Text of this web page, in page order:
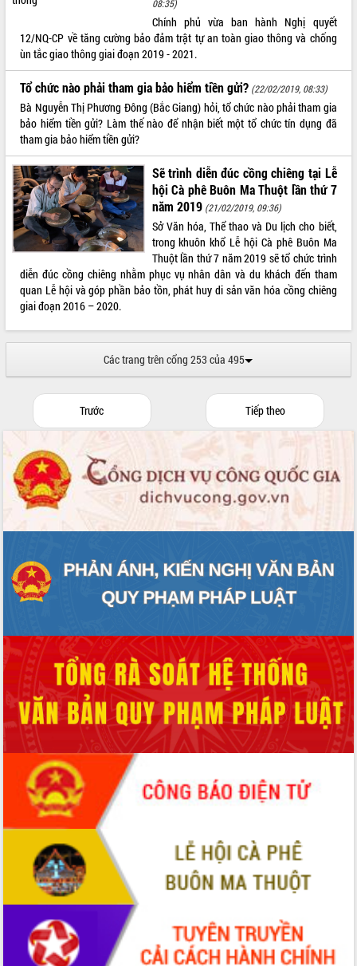
08:35)
Chính phủ vừa ban hành Nghị quyết
12/NQ-CP về tăng cường bảo đảm trật tự an toàn giao thông và chống
ùn tắc giao thông giai đoạn 2019 - 2021.
Tổ chức nào phải tham gia bảo hiểm tiền gửi? (22/02/2019, 08:33)
Bà Nguyễn Thị Phương Đông (Bắc Giang) hỏi, tổ chức nào phải tham gia
bảo hiểm tiền gửi? Làm thế nào để nhận biết một tổ chức tín dụng đã
tham gia bảo hiểm tiền gửi?
Sẽ trình diễn đúc cồng chiêng tại Lễ
hội Cà phê Buôn Ma Thuột lần thứ 7
năm 2019 (21/02/2019, 09:36)
Sở Văn hóa, Thể thao và Du lịch cho biết,
trong khuôn khổ Lễ hội Cà phê Buôn Ma
Thuột lần thứ 7 năm 2019 sẽ tổ chức trình
diễn đúc cồng chiêng nhằm phục vụ nhân dân và du khách đến tham
quan Lễ hội và góp phần bảo tồn, phát huy di sản văn hóa cồng chiêng
giai đoạn 2016 – 2020.
Các trang trên cổng 253 của 495
Trước Tiếp theo